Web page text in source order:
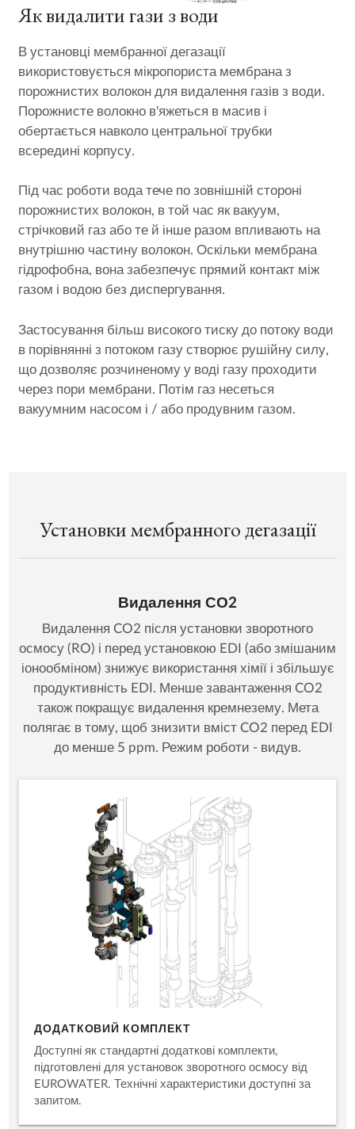
Як видалити гази з води
В установці мембранної дегазації
використовується мікропориста мембрана з
порожнистих волокон для видалення газів з води.
Порожнисте волокно в'яжеться в масив і
обертається навколо центральної трубки
всередині корпусу.
Під час роботи вода тече по зовнішній стороні
порожнистих волокон, в той час як вакуум,
стрічковий газ або те й інше разом впливають на
внутрішню частину волокон. Оскільки мембрана
гідрофобна, вона забезпечує прямий контакт між
газом і водою без диспергування.
Застосування більш високого тиску до потоку води
в порівнянні з потоком газу створює рушійну силу,
що дозволяє розчиненому у воді газу проходити
через пори мембрани. Потім газ несеться
вакуумним насосом і / або продувним газом.
Установки мембранного дегазації
Видалення СО2
Видалення CO2 після установки зворотного
осмосу (RO) і перед установкою EDI (або змішаним
іонообміном) знижує використання хімії і збільшує
продуктивність EDI. Менше завантаження CO2
також покращує видалення кремнезему. Мета
полягає в тому, щоб знизити вміст CO2 перед EDI
до менше 5 ppm. Режим роботи - видув.
ДОДАТКОВИЙ КОМПЛЕКТ
Доступні як стандартні додаткові комплекти,
підготовлені для установок зворотного осмосу від
EUROWATER. Технічні характеристики доступні за
запитом.